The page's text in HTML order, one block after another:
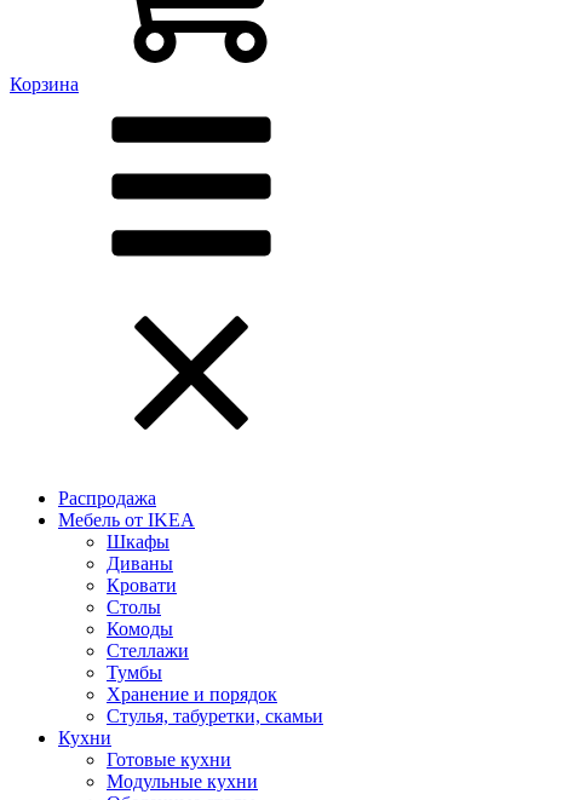
Корзина
Распродажа
Мебель от IKEA
Шкафы
Диваны
Кровати
Столы
Комоды
Стеллажи
Тумбы
Хранение и порядок
Стулья, табуретки, скамьи
Кухни
Готовые кухни
Модульные кухни